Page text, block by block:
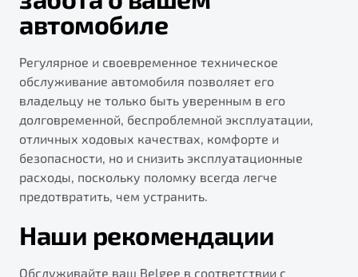
автомобиле
Регулярное и своевременное техническое
обслуживание автомобиля позволяет его
владельцу не только быть уверенным в его
долговременной, беспроблемной эксплуатации,
отличных ходовых качествах, комфорте и
безопасности, но и снизить эксплуатационные
расходы, поскольку поломку всегда легче
предотвратить, чем устранить.
Наши рекомендации
Обслуживайте ваш Belgee в соответствии с